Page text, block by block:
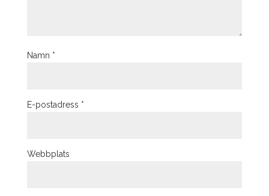
Namn *
E-postadress *
Webbplats